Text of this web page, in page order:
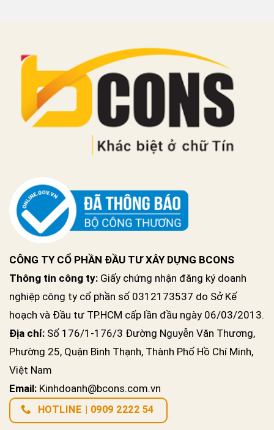
CÔNG TY CỔ PHẦN ĐẦU TƯ XÂY DỰNG BCONS
Thông tin công ty: Giấy chứng nhận đăng ký doanh
nghiệp công ty cổ phần số 0312173537 do Sở Kế
hoạch và Đầu tư TP.HCM cấp lần đầu ngày 06/03/2013.
Địa chỉ: Số 176/1-176/3 Đường Nguyễn Văn Thương,
Phường 25, Quận Bình Thạnh, Thành Phố Hồ Chí Minh,
Việt Nam
Email: Kinhdoanh@bcons.com.vn
HOTLINE | 0909 2222 54